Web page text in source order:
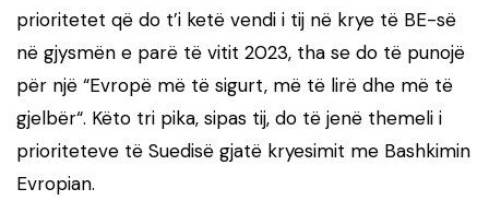
prioritetet që do t’i ketë vendi i tij në krye të BE-së
në gjysmën e parë të vitit 2023, tha se do të punojë
për një “Evropë më të sigurt, më të lirë dhe më të
gjelbër“. Këto tri pika, sipas tij, do të jenë themeli i
prioriteteve të Suedisë gjatë kryesimit me Bashkimin
Evropian.